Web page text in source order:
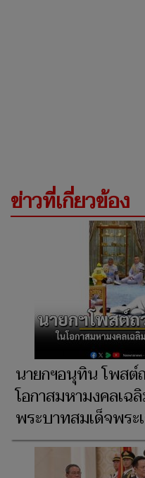
ข่าวที่เกี่ยวข้อง
นายกฯอนุทิน โพสต์
โอกาสมหามงคลเ
พระบาทสมเด็จพระ